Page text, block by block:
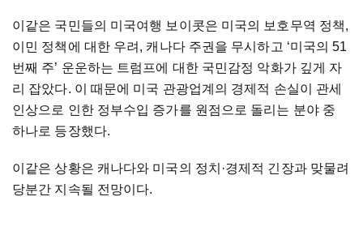
이같은 국민들의 미국여행 보이콧은 미국의 보호무역 정책,
이민 정책에 대한 우려, 캐나다 주권을 무시하고 ‘미국의 51
번째 주’ 운운하는 트럼프에 대한 국민감정 악화가 깊게 자
리 잡았다. 이 때문에 미국 관광업계의 경제적 손실이 관세
인상으로 인한 정부수입 증가를 원점으로 돌리는 분야 중
하나로 등장했다.
이같은 상황은 캐나다와 미국의 정치·경제적 긴장과 맞물려
당분간 지속될 전망이다.